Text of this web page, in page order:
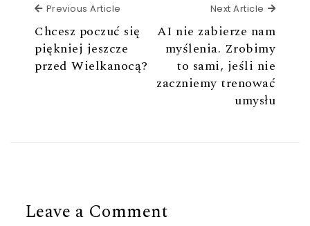
Previous Article
Chcesz poczuć się
piękniej jeszcze
przed Wielkanocą?
Next Article Next
AI nie zabierze nam
myślenia. Zrobimy
to sami, jeśli nie
zaczniemy trenować
umysłu
Leave a Comment